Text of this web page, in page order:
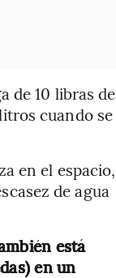
de 10 libras de
cuando se
en el espacio,
de agua
está
en un